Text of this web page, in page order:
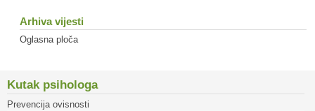
Arhiva vijesti
Oglasna ploča
Kutak psihologa
Prevencija ovisnosti